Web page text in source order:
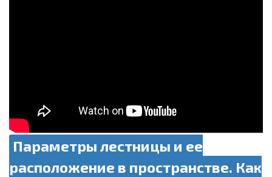
Параметры лестницы и ее
расположение в пространстве. Как